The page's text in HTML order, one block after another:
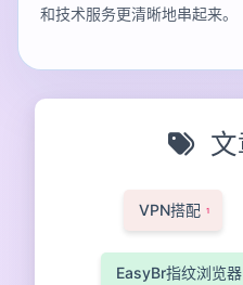
和技术服务更清晰地串起来。
文
VPN搭配 1
EasyBr指纹浏览器